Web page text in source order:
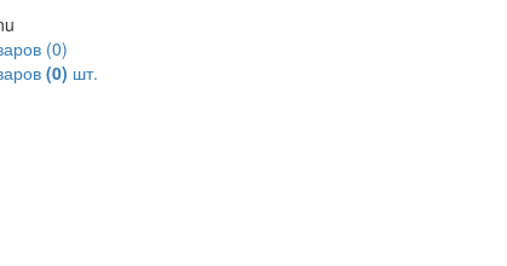
(0)
(0) шт.